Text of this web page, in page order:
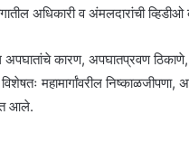
अधिकारी व अंमलदारांची व्हिडीओ
कारण, अपघातप्रवण ठिकाणे,
महामार्गांवरील
आले.